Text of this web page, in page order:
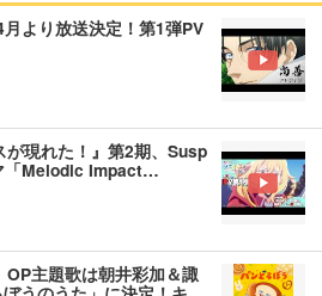
より放送決定！第1弾PV
現れた！』第2期、Susp
「Melodic Impact…
主題歌は朝井彩加＆諏